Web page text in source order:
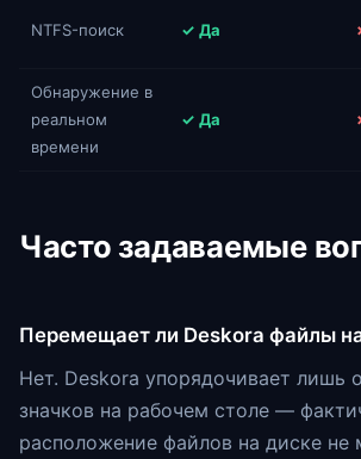
NTFS-поиск ✓ Да
Обнаружение в
реальном
времени
✓ Да
Часто задаваемые
Перемещает ли Deskora файлы
Нет. Deskora упорядочивает лишь
значков на рабочем столе —
расположение файлов на диске не